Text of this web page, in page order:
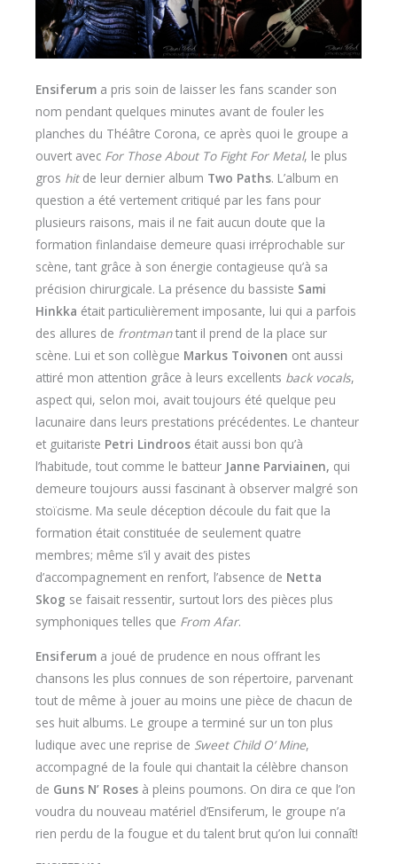
Ensiferum a pris soin de laisser les fans scander son
nom pendant quelques minutes avant de fouler les
planches du Théâtre Corona, ce après quoi le groupe a
ouvert avec For Those About To Fight For Metal, le plus
gros hitde leur dernier album Two Paths. L’album en
question a été vertement critiqué par les fans pour
plusieurs raisons, mais il ne fait aucun doute que la
formation finlandaise demeure quasi irréprochable sur
scène, tant grâce à son énergie contagieuse qu’à sa
précision chirurgicale. La présence du bassiste Sami
Hinkka était particulièrement imposante, lui qui a parfois
des allures de frontmantant il prend de la place sur
scène. Lui et son collègue Markus Toivonen ont aussi
attiré mon attention grâce à leurs excellents back vocals,
aspect qui, selon moi, avait toujours été quelque peu
lacunaire dans leurs prestations précédentes. Le chanteur
et guitariste Petri Lindroos était aussi bon qu’à
l’habitude, tout comme le batteur Janne Parviainen, qui
demeure toujours aussi fascinant à observer malgré son
stoïcisme. Ma seule déception découle du fait que la
formation était constituée de seulement quatre
membres; même s’il y avait des pistes
d’accompagnement en renfort, l’absence de Netta
Skog se faisait ressentir, surtout lors des pièces plus
symphoniques telles que From Afar.
Ensiferum a joué de prudence en nous offrant les
chansons les plus connues de son répertoire, parvenant
tout de même à jouer au moins une pièce de chacun de
ses huit albums. Le groupe a terminé sur un ton plus
ludique avec une reprise de Sweet Child O’ Mine,
accompagné de la foule qui chantait la célèbre chanson
de Guns N’ Roses à pleins poumons. On dira ce que l’on
voudra du nouveau matériel d’Ensiferum, le groupe n’a
rien perdu de la fougue et du talent brut qu’on lui connaît!